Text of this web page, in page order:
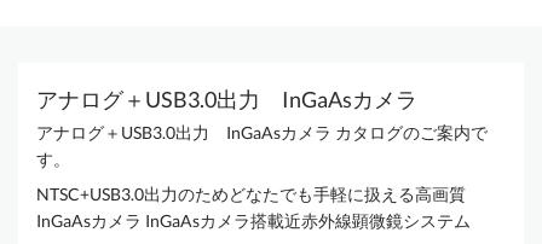
アナログ＋USB3.0出力 InGaAsカメラ
アナログ＋USB3.0出力 InGaAsカメラ カタログのご案内で
す。
NTSC+USB3.0出力のためどなたでも手軽に扱える高画質
InGaAsカメラ InGaAsカメラ搭載近赤外線顕微鏡システム